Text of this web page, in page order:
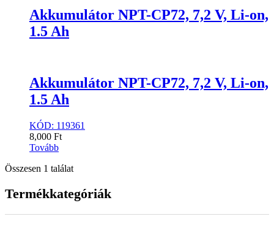
Akkumulátor NPT-CP72, 7,2 V, Li-on,
1.5 Ah
Akkumulátor NPT-CP72, 7,2 V, Li-on,
1.5 Ah
KÓD: 119361
8,000 Ft
Tovább
Összesen 1 találat
Termékkategóriák